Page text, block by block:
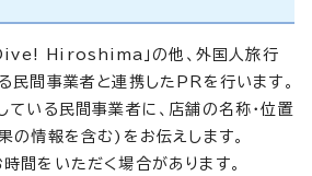
Dive! Hiroshima」の他、外国人旅行
民間事業者と連携したPRを行います。
ている民間事業者に、店舗の名称・位置
の情報を含む)をお伝えします。
間をいただく場合があります。